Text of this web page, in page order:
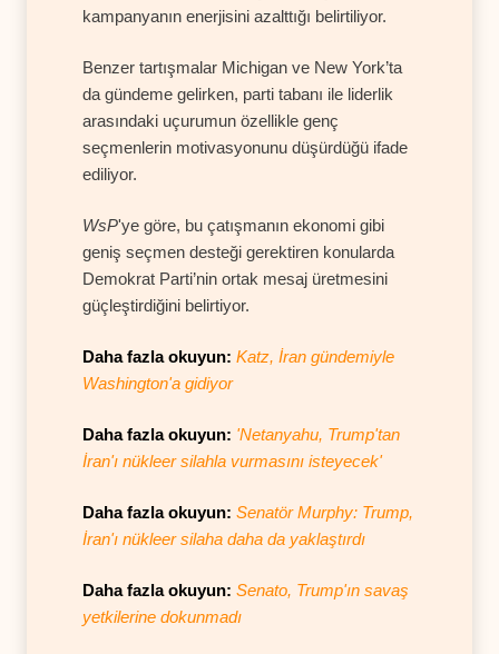
kampanyanın enerjisini azalttığı belirtiliyor.
Benzer tartışmalar Michigan ve New York’ta
da gündeme gelirken, parti tabanı ile liderlik
arasındaki uçurumun özellikle genç
seçmenlerin motivasyonunu düşürdüğü ifade
ediliyor.
WsP'ye göre, bu çatışmanın ekonomi gibi
geniş seçmen desteği gerektiren konularda
Demokrat Parti’nin ortak mesaj üretmesini
güçleştirdiğini belirtiyor.
Daha fazla okuyun: Katz, İran gündemiyle
Washington'a gidiyor
Daha fazla okuyun: 'Netanyahu, Trump'tan
İran'ı nükleer silahla vurmasını isteyecek'
Daha fazla okuyun: Senatör Murphy: Trump,
İran'ı nükleer silaha daha da yaklaştırdı
Daha fazla okuyun: Senato, Trump'ın savaş
yetkilerine dokunmadı